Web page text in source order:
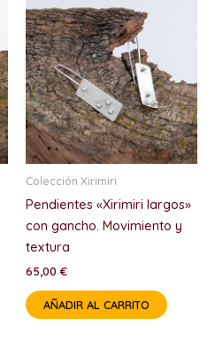
Colección Xirimiri
Pendientes «Xirimiri largos»
con gancho. Movimiento y
textura
65,00 €
AÑADIR AL CARRITO